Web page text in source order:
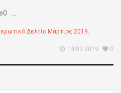
...
Δελτίο Μάρτιος 2019,
14.03.2019
0